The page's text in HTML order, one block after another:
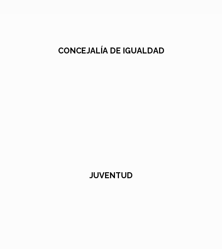
CONCEJALÍA DE IGUALDAD
JUVENTUD